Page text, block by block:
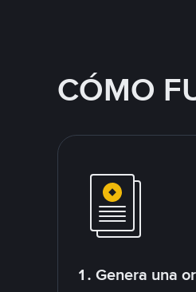
CÓMO
1. Genera una